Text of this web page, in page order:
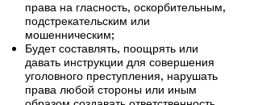
права на гласность, оскорбительным,
подстрекательским или
мошенническим;
Будет составлять, поощрять или
давать инструкции для совершения
уголовного преступления, нарушать
права любой стороны или иным